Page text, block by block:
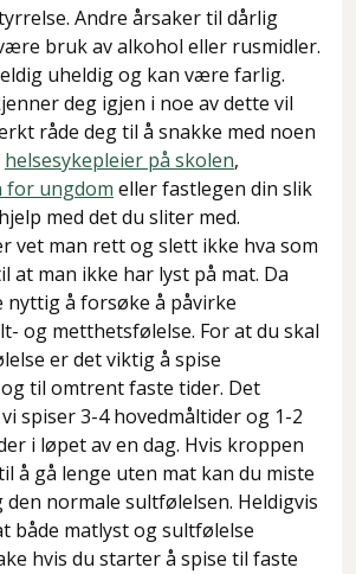
Andre årsaker til dårlig
bruk av alkohol eller rusmidler.
uheldig og kan være farlig.
deg igjen i noe av dette vil
råde deg til å snakke med noen
helsesykepleier på skolen,
for ungdom eller fastlegen din slik
med det du sliter med.
vet man rett og slett ikke hva som
at man ikke har lyst på mat. Da
nyttig å forsøke å påvirke
og metthetsfølelse. For at du skal
er det viktig å spise
til omtrent faste tider. Det
spiser 3-4 hovedmåltider og 1-2
i løpet av en dag. Hvis kroppen
å gå lenge uten mat kan du miste
den normale sultfølelsen. Heldigvis
både matlyst og sultfølelse
hvis du starter å spise til faste